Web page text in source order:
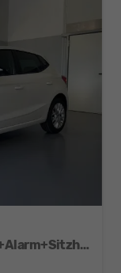
Style 80PS Voll-LED+Kessy+PDC+Alarm+Sitzheizung+Kamera+App-Connect